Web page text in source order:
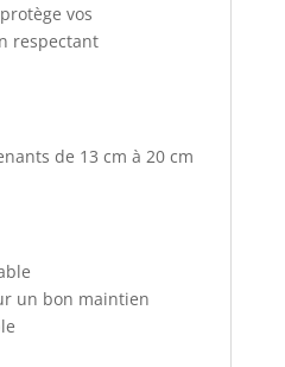
vos
respectant
de 13 cm à 20 cm
un bon maintien